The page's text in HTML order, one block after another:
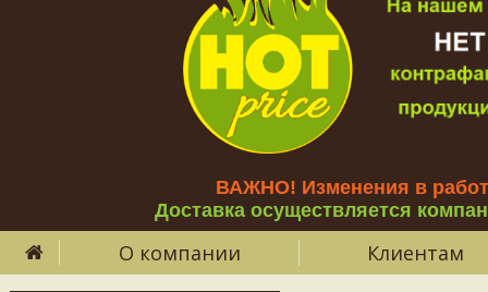
ВАЖНО! Изменения в
Доставка осуществляется
О компании Клиентам